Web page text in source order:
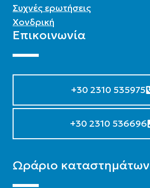
Συχνές ερωτήσεις
Χονδρική
Επικοινωνία
+30 2310 535975
+30 2310 536696
Ωράριο καταστημάτων